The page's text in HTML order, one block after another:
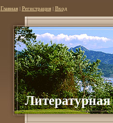
Главная| Регистрация| Вход